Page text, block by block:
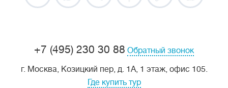
+7 (495) 230 30 88 Обратный звонок
г. Москва, Козицкий пер, д. 1А, 1 этаж, офис 105.
Где купить тур